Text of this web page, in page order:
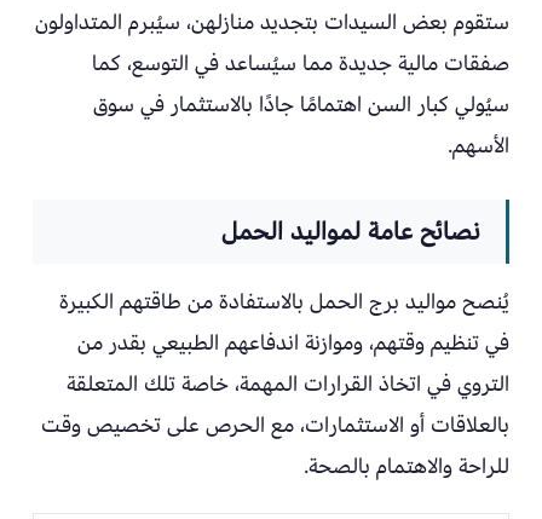
ستقوم بعض السيدات بتجديد منازلهن، سيُبرم المتداولون
صفقات مالية جديدة مما سيُساعد في التوسع، كما
سيُولي كبار السن اهتمامًا جادًا بالاستثمار في سوق
الأسهم.
نصائح عامة لمواليد الحمل
يُنصح مواليد برج الحمل بالاستفادة من طاقتهم الكبيرة
في تنظيم وقتهم، وموازنة اندفاعهم الطبيعي بقدر من
التروي في اتخاذ القرارات المهمة، خاصة تلك المتعلقة
بالعلاقات أو الاستثمارات، مع الحرص على تخصيص وقت
للراحة والاهتمام بالصحة.